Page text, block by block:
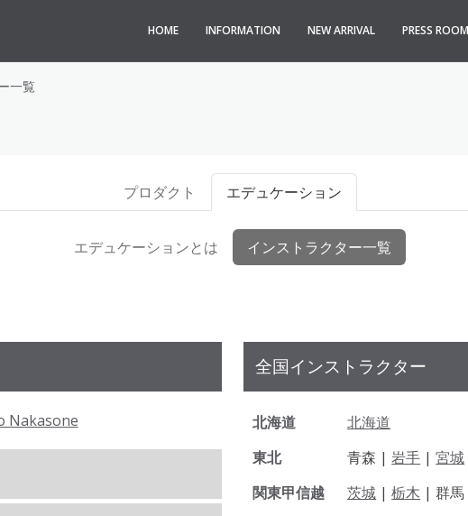
HOME INFORMATION NEW ARRIVAL PRESS ROOM
一覧
プロダクト エデュケーション
エデュケーションとは インストラクター一覧
Nakasone
全国インストラクター
北海道
北海道
東北
青森 |岩手 |宮城
関東甲信越
茨城 |栃木 | 群